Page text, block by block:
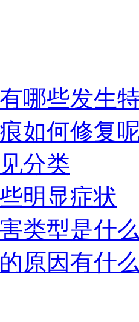
哪些发生
如何修复
分类
明显症状
类型是什
原因有什